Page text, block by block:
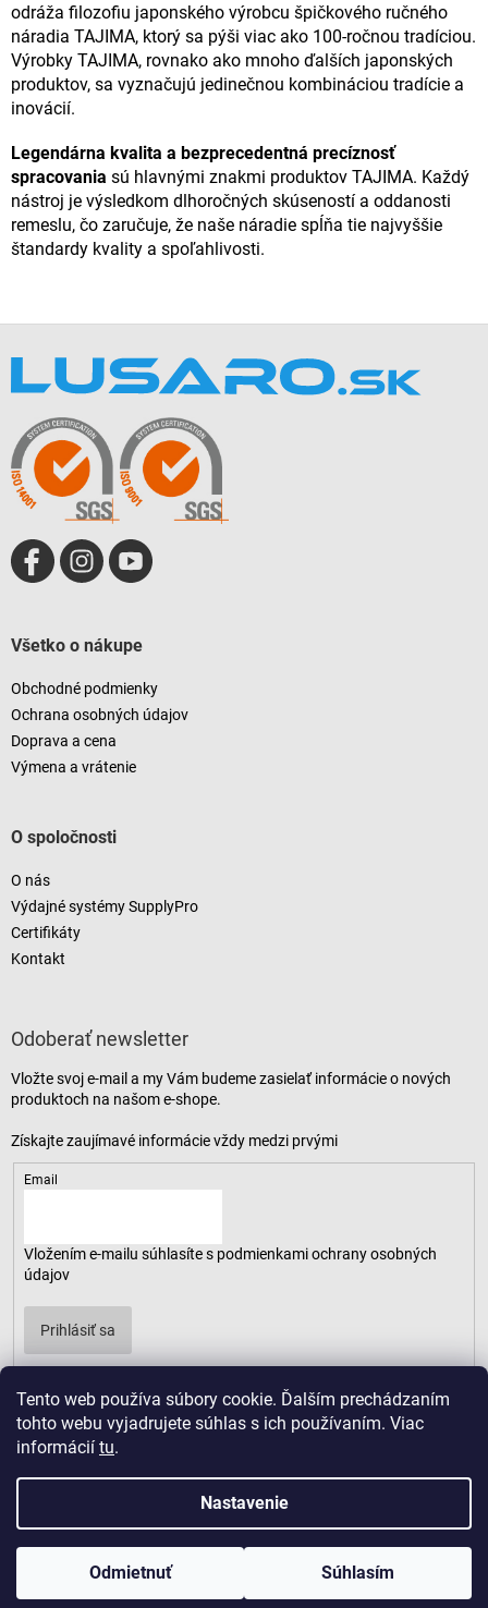
Tento web používa súbory cookie. Ďalším prechádzaním
tohto webu vyjadrujete súhlas s ich používaním. Viac
informácií tu.
Nastavenie
Odmietnuť Súhlasím
odráža filozofiu japonského výrobcu špičkového ručného
náradia TAJIMA, ktorý sa pýši viac ako 100-ročnou tradíciou.
Výrobky TAJIMA, rovnako ako mnoho ďalších japonských
produktov, sa vyznačujú jedinečnou kombináciou tradície a
inovácií.
Legendárna kvalita a bezprecedentná precíznosť
spracovania sú hlavnými znakmi produktov TAJIMA. Každý
nástroj je výsledkom dlhoročných skúseností a oddanosti
remeslu, čo zaručuje, že naše náradie spĺňa tie najvyššie
štandardy kvality a spoľahlivosti.
Všetko o nákupe
Obchodné podmienky
Ochrana osobných údajov
Doprava a cena
Výmena a vrátenie
O spoločnosti
O nás
Výdajné systémy SupplyPro
Certifikáty
Kontakt
Odoberať newsletter
Vložte svoj e-mail a my Vám budeme zasielať informácie o nových
produktoch na našom e-shope.
Email
Vložením e-mailu súhlasíte s podmienkami ochrany osobných
údajov
Prihlásiť sa
D2solutions
Copyright 2026 . Všetky práva vyhradené.